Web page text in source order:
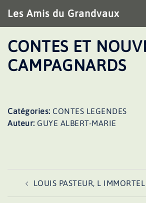
au
contenu
Les Amis du Grandvaux
CONTES ET
CAMPAGNARDS
Catégories: CONTES LEGENDES
Auteur: GUYE ALBERT-MARIE
d’articleLOUIS PASTEUR, L